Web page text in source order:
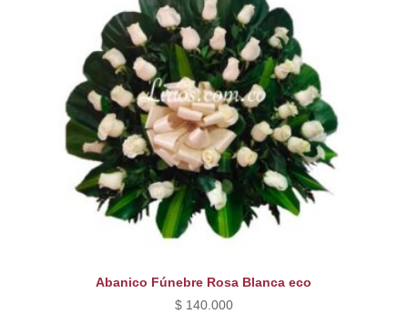
Abanico Fúnebre Rosa Blanca eco
$140.000